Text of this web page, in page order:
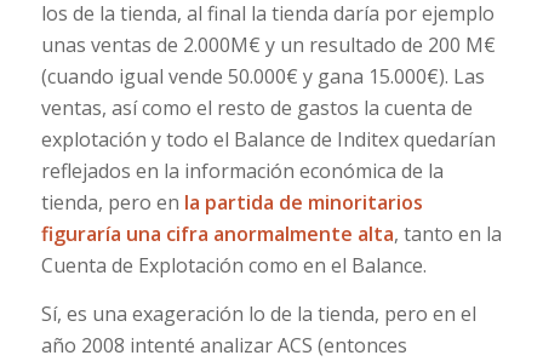
los de la tienda, al final la tienda daría por ejemplo
unas ventas de 2.000M€ y un resultado de 200 M€
(cuando igual vende 50.000€ y gana 15.000€). Las
ventas, así como el resto de gastos la cuenta de
explotación y todo el Balance de Inditex quedarían
reflejados en la información económica de la
tienda, pero en la partida de minoritarios
figuraría una cifra anormalmente alta, tanto en la
Cuenta de Explotación como en el Balance.
Sí, es una exageración lo de la tienda, pero en el
año 2008 intenté analizar ACS (entonces